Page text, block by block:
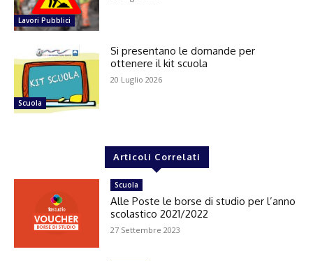
Lavori Pubblici
Scuola
Si presentano le domande per
ottenere il kit scuola
20 Luglio 2026
Articoli Correlati
Scuola
Alle Poste le borse di studio per l’anno
scolastico 2021/2022
27 Settembre 2023